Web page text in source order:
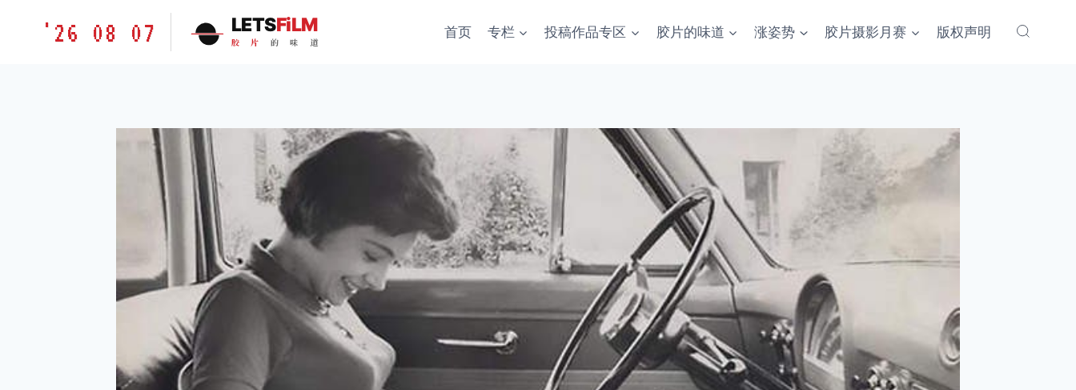
胶'26 08 07 LETSFiLM
胶 片 的 味 道
首页 专栏 投稿作品专区 胶片的味道 涨姿势 胶片摄影月赛 版权声明